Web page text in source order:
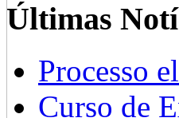
Últimas
Processo
Curso de